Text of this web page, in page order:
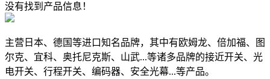
没有找到产品信息！
主营日本、德国等进口知名品牌，其中有欧姆龙、倍加福、图
尔克、宜科、奥托尼克斯、山武...等诸多品牌的接近开关、光
电开关、行程开关、编码器、安全光幕...等产品。